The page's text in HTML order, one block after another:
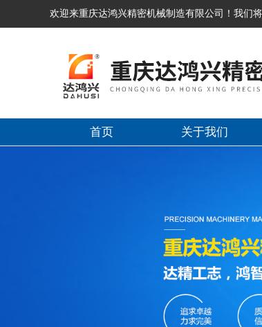
欢迎来重庆达鸿兴精密机械制造有限公司！我们
首页 关于我们